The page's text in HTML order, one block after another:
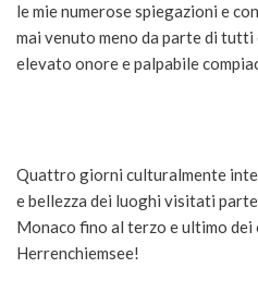
le mie numerose spiegazioni e
mai venuto meno da parte di
elevato onore e palpabile
Quattro giorni culturalmente
e bellezza dei luoghi visitati
Monaco fino al terzo e ultimo
Herrenchiemsee!